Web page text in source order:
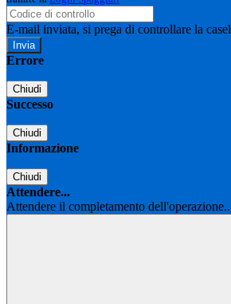
E-mail inviata, si prega di controllare la
Errore
Chiudi
Successo
Chiudi
Informazione
Chiudi
Attendere...
Attendere il completamento